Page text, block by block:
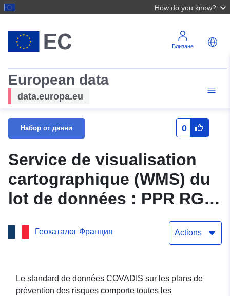
How do you know?
Влизане
European data
data.europa.eu
Набор от данни 0
Service de visualisation
cartographique (WMS) du
lot de données : PPR RGA
Геокаталог Франция Actions
Le standard de données COVADIS sur les plans de
prévention des risques comporte toutes les